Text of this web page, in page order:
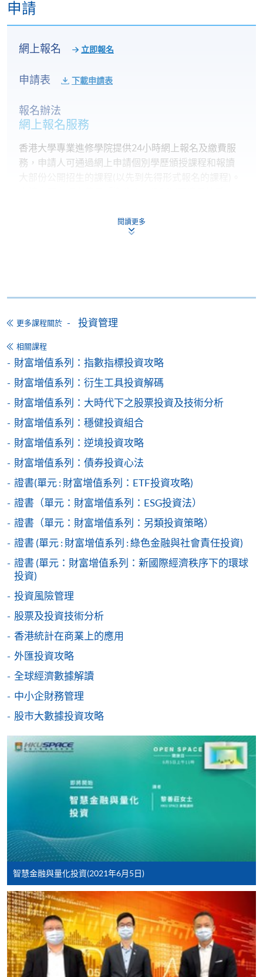
學位，同時擁有特許財務分析師(CFA) 資格。陳先生擁
有接近10年投資銀行經驗，現時任職某國際銀行董
事，專注於大中華區兼併及收購交易。陳先生多年來
為多家大型的私人以及上市公提供咨詢服務，對於分
析個別公司 的 財務表現、評估不同行業的宏觀趨勢，
以致於整個金融市場的操作都有非常豐富實戰經驗。
(4) 李先生擁有都柏林大學學院金融碩士學位，是香港
證監會第1類（證券交易）及第6類（就機構融資提供
意見）受規管活動的負責人員。李先生從事金融及投
票交易等範疇有深入的了解和經驗。
上課詳情
Tentative timetable is subject to change and the
course commencement is subject to
sufficient enrollment
臨時時間表的開課時間會因收生情況而可能作出更
改。
Class schedule will be given out upon receipt of
enrolment/payment; one week prior to course
commencement
時間表會在付款後，及開課前一星期派發給學員。
In case of cancel class, course fee will be refunded or
transferred to next available intake
若課程取消，課程費用將被退還或轉移到下一個學
期。
June 2026 Intake (M15794 & W06607)
1
2 4 Jul 26 (Sat)
3
11 Jul 26 (Sat)
4 18 Jul 26 (Sat)
9:30-12:30 & 13:30-
16:30
25 Jul 26 (Sat)
13:30-16:30
1 Aug 26 (Sat) 13:30-16:30
Sep 2026 Intake
Lecture Date Time
12 Sep 26
(Sat)
13:30-16:30
申請
網上報名 立即報名
申請表 下載申請表
報名辦法
網上報名服務
香港大學專業進修學院提供24小時網上報名及繳費服
務，申請人可通過網上申請個別學歷頒授課程和報讀
讀學歷頒授課程設有網上服務，在學學員亦可以「微
信支付」(Online WeChat Pay) 、「支付寶」(Online
報讀新課程
填寫網上報名表格
後按照指示填妥網上報名表格。
某些課程須甄選入學，並要求申請人上載課程網頁
docx, jpg 和pdf格式之附件。
繳交所需費用
申請人可使用以下方式繳交報名費或課程費用:
繳費靈網上服務- 申請人須先開立繳費靈戶口及設
定繳費靈網上密碼。有關如何申請繳費靈戶口及密
碼，請瀏覽繳費靈網址http://www.ppshk.com 。
Mastercard（包括「香港大學專業進修學院
Mastercard卡」）繳付學費。
*香港大學專業進修學院Mastercard卡
月免息分期付款優惠，必須親臨本學院設有報名服務的教
學中心作付款安排。
如欲了解如何於網上報讀新課程及繳費，請瀏覽網上
申請/報讀指南 :
-短期課程
-個別學歷頒授課程
報讀同一學歷頒授課程內其他單元
個別課程為須報讀同一學歷頒授課程及其他單元或繳
交下期學費的學員，提供網上服務，如學員就讀的課
程設有此服務，課程負責人會通知學員有關程序。
網上支付可通過「繳費靈」(PPS) (不適用於手機)、
VISA 或 Mastercard、「微信支付」(Online WeChat
Pay) 、「支付寶」(Online Alipay) 或 「轉數快」(FPS)
繳付學費。
閱讀更多
更多課程關於 投資管理
相關課程
財富增值系列：指數指標投資攻略
財富增值系列：衍生工具投資解碼
財富增值系列：大時代下之股票投資及技術分析
財富增值系列：穩健投資組合
財富增值系列：逆境投資攻略
財富增值系列：債券投資心法
證書(單元 : 財富增值系列：ETF投資攻略)
證書（單元：財富增值系列：ESG投資法）
證書（單元：財富增值系列：另類投資策略）
證書 (單元 : 財富增值系列 : 綠色金融與社會責任投資)
證書 (單元：財富增值系列：新國際經濟秩序下的環球
投資)
投資風險管理
股票及投資技術分析
香港統計在商業上的應用
外匯投資攻略
全球經濟數據解讀
中小企財務管理
股市大數據投資攻略
智慧金融與量化投資(2021年6月5日)